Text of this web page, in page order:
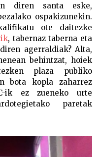
diren santa eske,
ospakizunekin.
ote daitezke
, tabernaz taberna eta
agerraldiak? Alta,
behintzat, hoiek
plaza publiko
bota kopla zaharrez
ik ez zueneko urte
paretak